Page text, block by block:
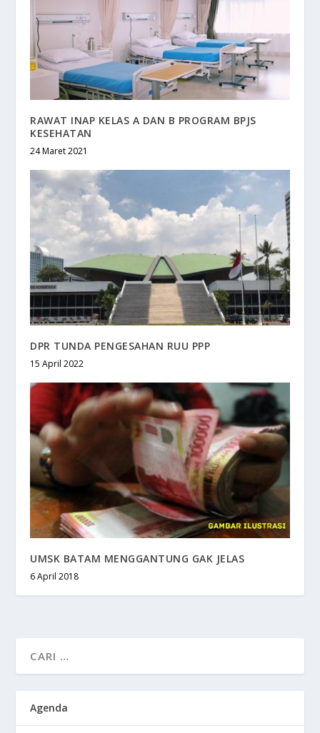
RAWAT INAP KELAS A DAN B PROGRAM BPJS
KESEHATAN
24 Maret 2021
DPR TUNDA PENGESAHAN RUU PPP
15 April 2022
UMSK BATAM MENGGANTUNG GAK JELAS
6 April 2018
Agenda